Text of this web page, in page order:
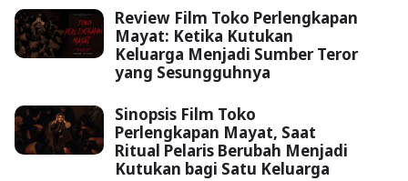
Review Film Toko Perlengkapan
Mayat: Ketika Kutukan
Keluarga Menjadi Sumber Teror
yang Sesungguhnya
Sinopsis Film Toko
Perlengkapan Mayat, Saat
Ritual Pelaris Berubah Menjadi
Kutukan bagi Satu Keluarga